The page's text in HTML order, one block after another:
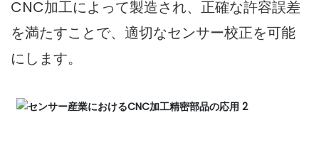
CNC加工によって製造され、正確な許容誤差
を満たすことで、適切なセンサー校正を可能
にします。